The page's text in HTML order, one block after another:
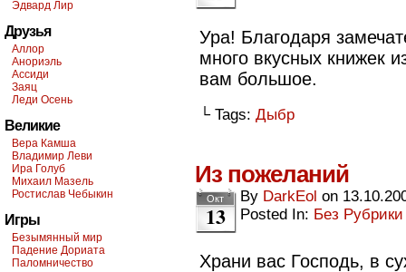
Эдвард Лир
Друзья
Аллор
Анориэль
Ассиди
Заяц
Леди Осень
Великие
Вера Камша
Владимир Леви
Ира Голуб
Михаил Мазель
Ростислав Чебыкин
Игры
Безымянный мир
Падение Дориата
Паломничество
Ура! Благодаря
много вкусных книжек
вам большое.
└ Tags: Дыбр
Из пожеланий
Окт
13
By DarkEol on
Posted In: Без Рубрики
Храни вас Господь, в